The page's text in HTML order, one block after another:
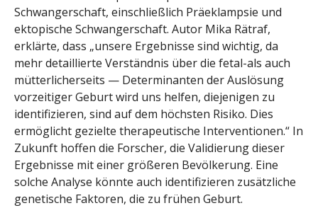
Schwangerschaft, einschließlich Präeklampsie und
ektopische Schwangerschaft. Autor Mika Rätraf,
erklärte, dass „unsere Ergebnisse sind wichtig, da
mehr detaillierte Verständnis über die fetal-als auch
mütterlicherseits — Determinanten der Auslösung
vorzeitiger Geburt wird uns helfen, diejenigen zu
identifizieren, sind auf dem höchsten Risiko. Dies
ermöglicht gezielte therapeutische Interventionen.“ In
Zukunft hoffen die Forscher, die Validierung dieser
Ergebnisse mit einer größeren Bevölkerung. Eine
solche Analyse könnte auch identifizieren zusätzliche
genetische Faktoren, die zu frühen Geburt.